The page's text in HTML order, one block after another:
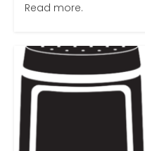
Read more.